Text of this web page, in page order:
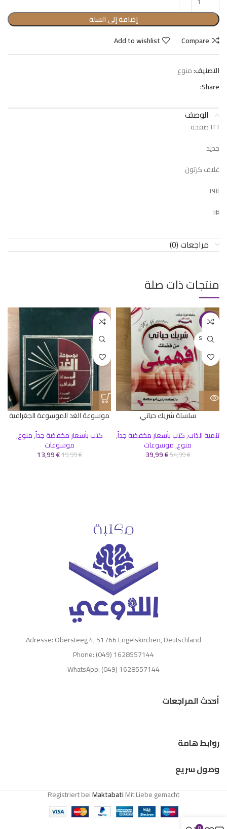
إضافة إلى السلة
Compare
Add to wishlist
التصنيف:منوع
Share:
الوصف
١٢١ صفحة
جديد
غلاف كرتون
#١٩
#١
مراجعات (0)
منتجات ذات صلة
-27%
SOLD O
UT
سلسلة شريك حياتي
تنمية الذات,كتب بأسعار مخفضة جداً,
منوع,موسوعات
54,99€
39,99€
-30%
موسوعة الغد الموسوعة الجغرافية
كتب بأسعار مخفضة جداً,منوع,
موسوعات
19,99€
13,99€
Adresse: Obersteeg 4, 51766 Engelskirchen, Deutschland
Phone: (049) 1628557144
WhatsApp: (049) 1628557144
أحدث المراجعات
روابط هامة
وصول سريع
Registriert beiMaktabatiMit Liebe gemacht